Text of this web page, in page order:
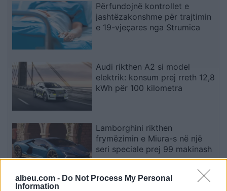
albeu.com - Do Not Process My Personal
Information
Përfundojnë kontrollet e
jashtëzakonshme për trajtimin
e 19-vjeçares nga Strumica
Audi rikthen A2 si model
elektrik: konsum prej rreth 12,8
kWh për 100 kilometra
Lamborghini rikthen
frymëzimin e Miura-s në një
seri speciale prej 99 makinash